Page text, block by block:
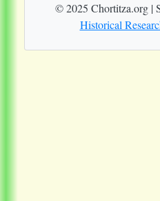
© 2025 Chortitza.org |
Historical